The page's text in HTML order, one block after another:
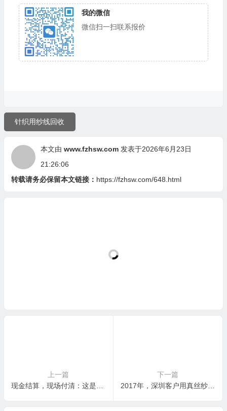
我的微信
微信扫一扫联系报价
针织用纱线回收
本文由 www.fzhsw.com 发表于2026年6月23日
21:26:06
转载请务必保留本文链接： https://fzhsw.com/648.html
上一篇
现金结算，现场付清：这是服装尾货回收最安全、最高效的终点
下一篇
2017年，深圳客户用真丝纱线抵偿部分债务，我们接受并成功转售——老张：货抵债，三赢